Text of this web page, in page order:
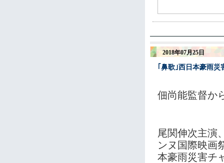
2018年07月25日
｢鼻歌｣西日本豪雨
佃尚能監督か
尾関伸次主演
ンヌ国際映画
本豪雨災害チ